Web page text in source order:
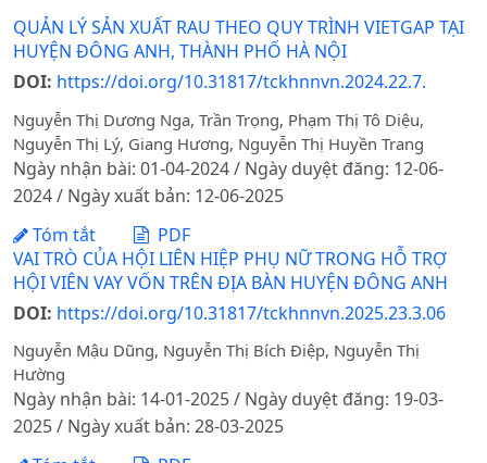
QUẢN LÝ SẢN XUẤT RAU THEO QUY TRÌNH VIETGAP TẠI
HUYỆN ĐÔNG ANH, THÀNH PHỐ HÀ NỘI
DOI: https://doi.org/10.31817/tckhnnvn.2024.22.7.
Nguyễn Thị Dương Nga, Trần Trọng, Phạm Thị Tô Diệu,
Nguyễn Thị Lý, Giang Hương, Nguyễn Thị Huyền Trang
Ngày nhận bài: 01-04-2024 / Ngày duyệt đăng: 12-06-
2024 / Ngày xuất bản: 12-06-2025
Tóm tắt
PDF
VAI TRÒ CỦA HỘI LIÊN HIỆP PHỤ NỮ TRONG HỖ TRỢ
HỘI VIÊN VAY VỐN TRÊN ĐỊA BÀN HUYỆN ĐÔNG ANH
DOI: https://doi.org/10.31817/tckhnnvn.2025.23.3.06
Nguyễn Mậu Dũng, Nguyễn Thị Bích Điệp, Nguyễn Thị
Hường
Ngày nhận bài: 14-01-2025 / Ngày duyệt đăng: 19-03-
2025 / Ngày xuất bản: 28-03-2025